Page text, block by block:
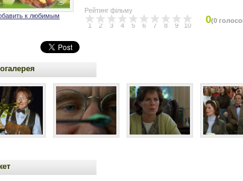
к любимым
Рейтинг фільму
1 2 3 4 5 6 7 8 9 10 0(0